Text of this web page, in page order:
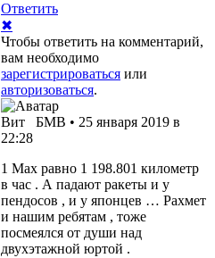
Ответить
✖
Чтобы ответить на комментарий,
вам необходимо
зарегистрироваться или
авторизоваться.
Вит БМВ • 25 января 2019 в
22:28
1 Мах равно 1 198.801 километр
в час . А падают ракеты и у
пендосов , и у японцев … Рахмет
и нашим ребятам , тоже
посмеялся от души над
двухэтажной юртой .